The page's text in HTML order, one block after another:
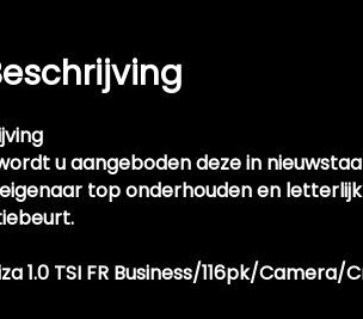
voor
voor
wisserbladen
kleur
u aangeboden deze in
top onderhouden en
1.0 TSI FR Business/116pk/